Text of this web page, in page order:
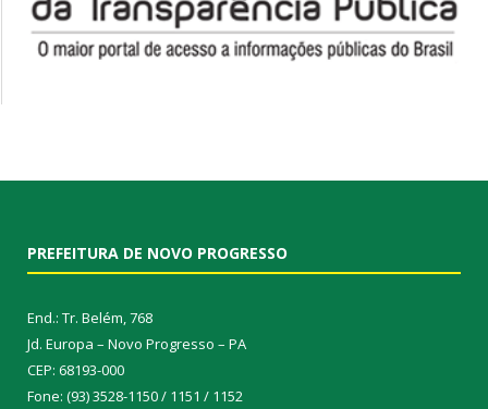
PREFEITURA DE NOVO PROGRESSO
End.: Tr. Belém, 768
Jd. Europa – Novo Progresso – PA
CEP: 68193-000
Fone: (93) 3528-1150 / 1151 / 1152